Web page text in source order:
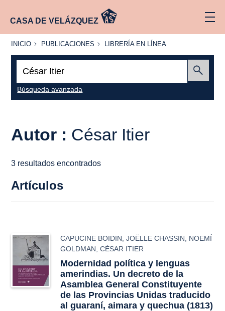
CASA DE VELÁZQUEZ
INICIO
INICIO PUBLICACIONES
PUBLICACIONES
LIBRERÍA
LÍNEA
LIBRERÍA EN LÍNEA
Búsqueda avanzada
Autor : César Itier
3 resultados encontrados
Artículos
CAPUCINE BOIDIN ,JOËLLE CHASSIN
NOEMÍ
GOLDMAN ,CÉSAR ITIER
Modernidad política y lenguas
amerindias. Un decreto de la
Asamblea General Constituyente
de las Provincias Unidas traducido
al guaraní, aimara y quechua (1813)